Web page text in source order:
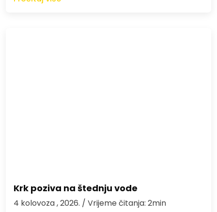
Krk poziva na štednju vode
4 kolovoza , 2026. / Vrijeme čitanja: 2min